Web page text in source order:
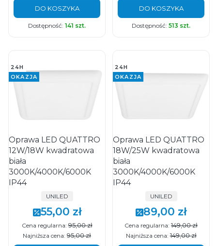
DO KOSZYKA
Dostępność: 141 szt.
DO KOSZYKA
Dostępność: 513 szt.
24H
OKAZJA
Oprawa LED QUATTRO
12W/18W kwadratowa
biała
3000K/4000K/6000K
IP44
PRODUCENT
UNILED
Cena promocyjna
55,00 zł
Cena regularna: 95,00 zł
Najniższa cena: 95,00 zł
24H
OKAZJA
Oprawa LED QUATTRO
18W/25W kwadratowa
biała
3000K/4000K/6000K
IP44
PRODUCENT
UNILED
Cena promocyjna
89,00 zł
Cena regularna: 149,00 zł
Najniższa cena: 149,00 zł